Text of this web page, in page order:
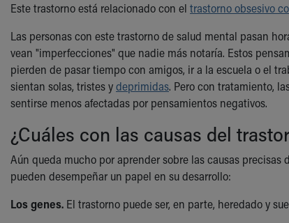
Este trastorno está relacionado con el trastorno obsesivo
Las personas con este trastorno de salud mental pasan
vean "imperfecciones" que nadie más notaría. Estos
pierden de pasar tiempo con amigos, ir a la escuela o el
sientan solas, tristes ydeprimidas. Pero con tratamiento,
sentirse menos afectadas por pensamientos negativos.
¿Cuáles con las causas del
Aún queda mucho por aprender sobre las causas
pueden desempeñar un papel en su desarrollo:
Los genes. El trastorno puede ser, en parte, heredado y